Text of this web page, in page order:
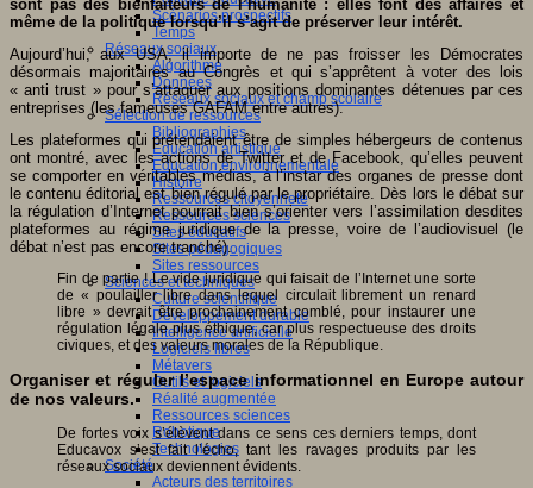
Scénarios prospectifs
Temps
Réseaux sociaux
Algorithme
Données
Réseaux sociaux et champ scolaire
Sélection de ressources
Bibliographies
Education artistique
Education environnementale
Histoire
Ressources citoyenneté
Ressources sciences
Sites éducatifs
Sites pédagogiques
Sites ressources
Sciences et techniques
Culture scientifique
Développement durable
Intelligence artificielle
Logiciels libres
Métavers
Outils et logiciels
Réalité augmentée
Ressources sciences
Robotique
Technologies
Société
Acteurs des territoires
sont pas des bienfaiteurs de l’humanité : elles font des affaires et
même de la politique lorsqu’il s’agit de préserver leur intérêt.
Aujourd’hui, aux USA, il importe de ne pas froisser les Démocrates
désormais majoritaires au Congrès et qui s’apprêtent à voter des lois
« anti trust » pour s’attaquer aux positions dominantes détenues par ces
entreprises (les fameuses GAFAM entre autres).
Les plateformes qui prétendaient être de simples hébergeurs de contenus
ont montré, avec les actions de Twitter et de Facebook, qu’elles peuvent
se comporter en véritables médias, à l’instar des organes de presse dont
le contenu éditorial est bien régulé par le propriétaire. Dès lors le débat sur
la régulation d’Internet pourrait bien s’orienter vers l’assimilation desdites
plateformes au régime juridique de la presse, voire de l’audiovisuel (le
débat n’est pas encore tranché).
Fin de partie ! Le vide juridique qui faisait de l’Internet une sorte
de « poulailler libre dans lequel circulait librement un renard
libre » devrait être prochainement comblé, pour instaurer une
régulation légale plus éthique, car plus respectueuse des droits
civiques, et des valeurs morales de la République.
Organiser et réguler l’espace informationnel en Europe autour
de nos valeurs.
De fortes voix s’élèvent dans ce sens ces derniers temps, dont
Educavox s’est fait l’écho, tant les ravages produits par les
réseaux sociaux deviennent évidents.